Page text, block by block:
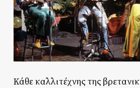
Κάθε καλλιτέχνης της